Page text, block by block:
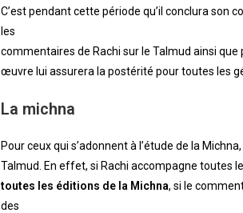
C’est pendant cette période qu’il conclura son
les
commentaires de Rachi sur le Talmud ainsi que
œuvre lui assurera la postérité pour toutes les
La michna
Pour ceux qui s’adonnent à l’étude de la
Talmud. En effet, si Rachi accompagne toutes
toutes les éditions de la Michna, si le
des